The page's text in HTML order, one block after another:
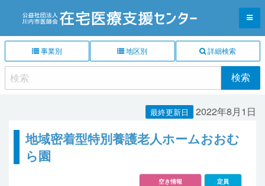
事業別 地区別 詳細検索
最終更新日 2022年8月1日
地域密着型特別養護老人ホームおおむ
ら園
空き情報
定員